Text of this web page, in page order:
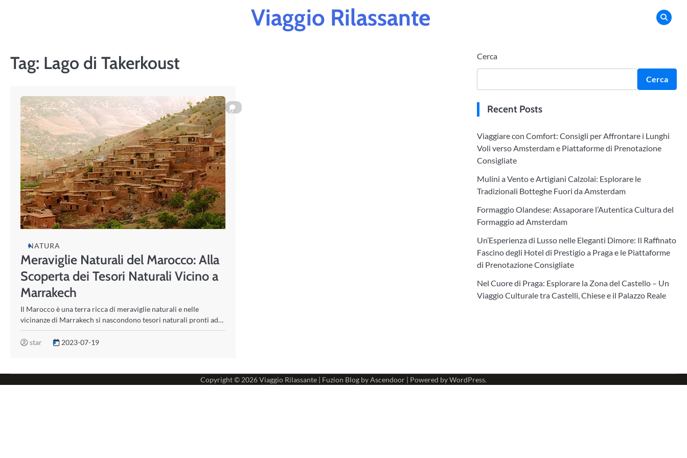
Viaggio Rilassante
Tag: Lago di Takerkoust
0
NATURA
Meraviglie Naturali del Marocco: Alla
Scoperta dei Tesori Naturali Vicino a
Marrakech
Il Marocco è una terra ricca di meraviglie naturali e nelle
vicinanze di Marrakech si nascondono tesori naturali pronti ad…
star 2023-07-19
Cerca
Cerca
Recent Posts
Viaggiare con Comfort: Consigli per Affrontare i Lunghi
Voli verso Amsterdam e Piattaforme di Prenotazione
Consigliate
Mulini a Vento e Artigiani Calzolai: Esplorare le
Tradizionali Botteghe Fuori da Amsterdam
Formaggio Olandese: Assaporare l’Autentica Cultura del
Formaggio ad Amsterdam
Un’Esperienza di Lusso nelle Eleganti Dimore: Il Raffinato
Fascino degli Hotel di Prestigio a Praga e le Piattaforme
di Prenotazione Consigliate
Nel Cuore di Praga: Esplorare la Zona del Castello – Un
Viaggio Culturale tra Castelli, Chiese e il Palazzo Reale
Copyright © 2026Viaggio Rilassante | Fuzion Blog byAscendoor | Powered byWordPress.